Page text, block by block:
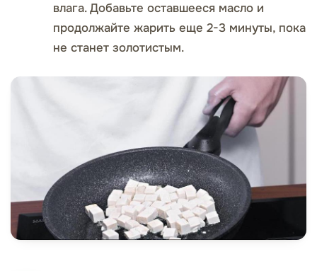
влага. Добавьте оставшееся масло и
продолжайте жарить еще 2-3 минуты, пока
не станет золотистым.